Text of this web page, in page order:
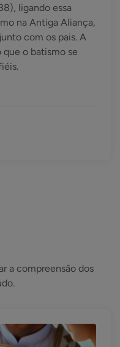
ligando essa
na Antiga Aliança,
com os pais. A
o batismo se
a compreensão dos